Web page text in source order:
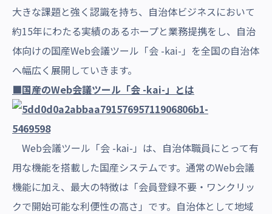
大きな課題と強く認識を持ち、自治体ビジネスにおいて
約15年にわたる実績のあるホープと業務提携をし、自治
体向けの国産Web会議ツール「会 -kai-」を全国の自治体
へ幅広く展開していきます。
■国産のWeb会議ツール「会 -kai-」とは
Web会議ツール「会 -kai-」は、自治体職員にとって有
用な機能を搭載した国産システムです。通常のWeb会議
機能に加え、最大の特徴は「会員登録不要・ワンクリッ
クで開始可能な利便性の高さ」です。自治体として地域